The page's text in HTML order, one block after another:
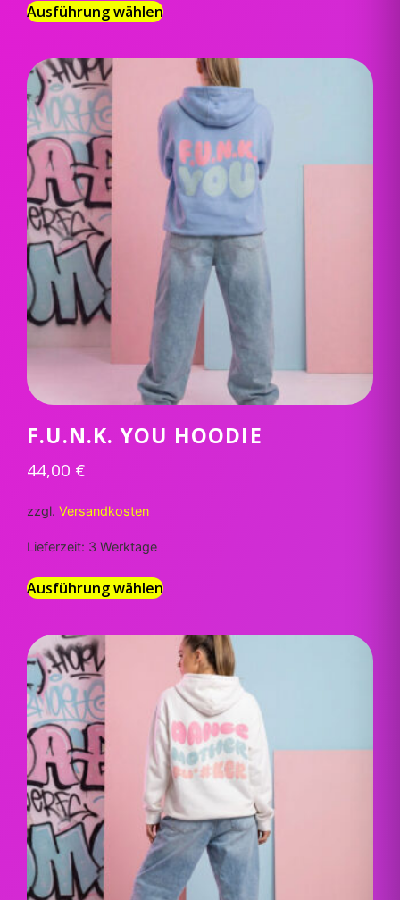
Ausführung wählen
F.U.N.K. YOU HOODIE
44,00 €
zzgl. Versandkosten
Lieferzeit: 3 Werktage
Ausführung wählen